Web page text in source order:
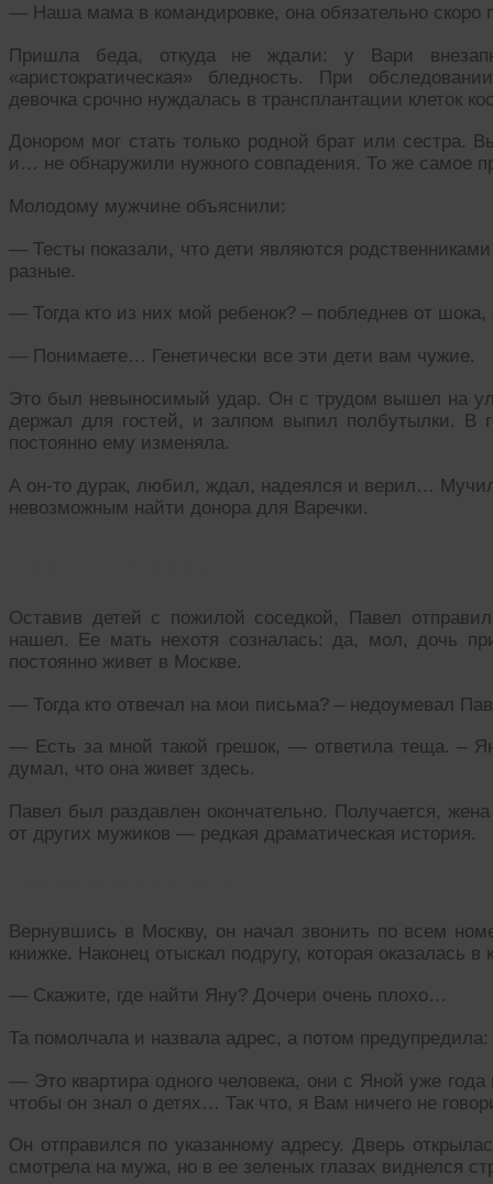
— Наша мама в командировке, она обязательно скоро
Пришла беда, откуда не ждали: у Вари
«аристократическая» бледность. При
девочка срочно нуждалась в трансплантации клеток
Донором мог стать только родной брат или
и… не обнаружили нужного совпадения. То же самое
Молодому мужчине объяснили:
— Тесты показали, что дети являются
разные.
— Тогда кто из них мой ребенок? – побледнев от
— Понимаете… Генетически все эти дети вам чужие.
Это был невыносимый удар. Он с трудом вышел на
держал для гостей, и залпом выпил полбутылки. В
постоянно ему изменяла.
А он-то дурак, любил, ждал, надеялся и верил…
невозможным найти донора для Варечки.
Оставив детей с пожилой соседкой, Павел
нашел. Ее мать нехотя созналась: да, мол, дочь
постоянно живет в Москве.
— Тогда кто отвечал на мои письма? – недоумевал
— Есть за мной такой грешок, — ответила теща. –
думал, что она живет здесь.
Павел был раздавлен окончательно. Получается,
от других мужиков — редкая драматическая история.
Вернувшись в Москву, он начал звонить по всем
книжке. Наконец отыскал подругу, которая оказалась в
— Скажите, где найти Яну? Дочери очень плохо…
Та помолчала и назвала адрес, а потом предупредила:
— Это квартира одного человека, они с Яной уже
чтобы он знал о детях… Так что, я Вам ничего не
Он отправился по указанному адресу. Дверь
смотрела на мужа, но в ее зеленых глазах виднелся